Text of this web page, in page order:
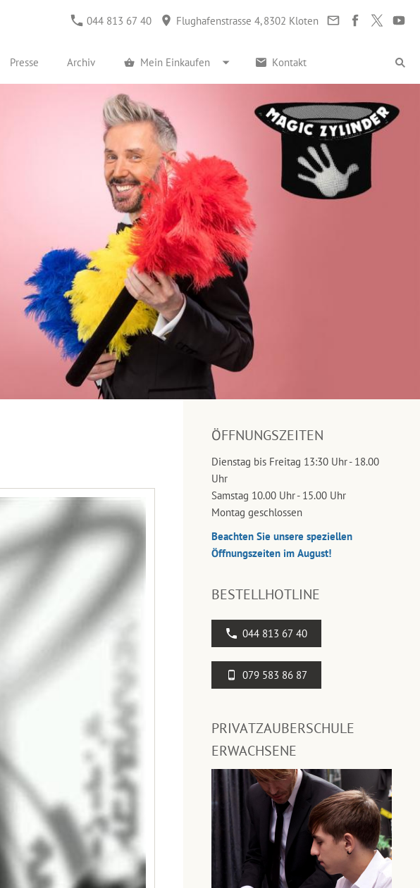
044 813 67 40 Flughafenstrasse 4, 8302 Kloten
Presse Archiv Mein Einkaufen Kontakt
ÖFFNUNGSZEITEN
Dienstag bis Freitag 13:30 Uhr - 18.00
Uhr
Samstag 10.00 Uhr - 15.00 Uhr
Montag geschlossen
Beachten Sie unsere speziellen
Öffnungszeiten im August!
BESTELLHOTLINE
044 813 67 40
079 583 86 87
PRIVATZAUBERSCHULE
ERWACHSENE